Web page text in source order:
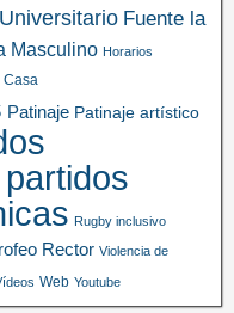
Fuente la
Masculino Horarios
Casa
Patinaje Patinaje artístico
Rugby inclusivo
Rector Violencia de
Web Youtube